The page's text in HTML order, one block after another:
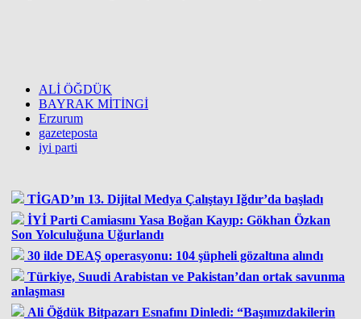
ALİ ÖĞDÜK
BAYRAK MİTİNGİ
Erzurum
gazeteposta
iyi parti
TİGAD’ın 13. Dijital Medya Çalıştayı Iğdır’da başladı
İYİ Parti Camiasını Yasa Boğan Kayıp: Gökhan Özkan
Son Yolculuğuna Uğurlandı
30 ilde DEAŞ operasyonu: 104 şüpheli gözaltına alındı
Türkiye, Suudi Arabistan ve Pakistan’dan ortak savunma
anlaşması
Ali Öğdük Bitpazarı Esnafını Dinledi: “Başımızdakilerin